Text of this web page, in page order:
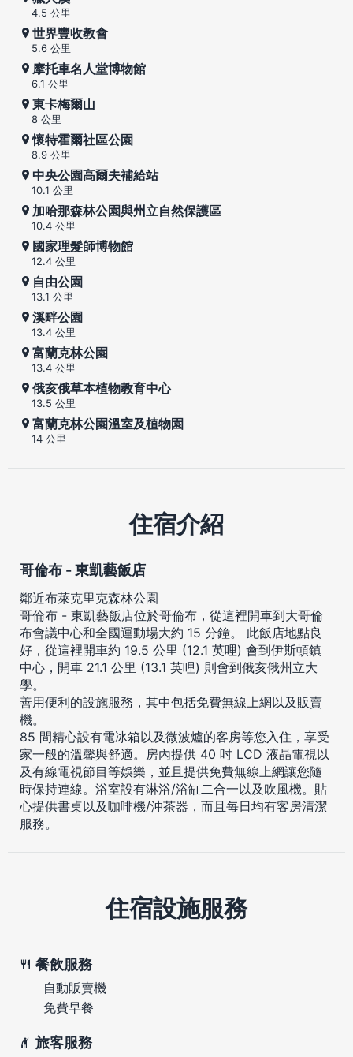
4.5 公里
世界豐收教會
5.6 公里
摩托車名人堂博物館
6.1 公里
東卡梅爾山
8 公里
懷特霍爾社區公園
8.9 公里
中央公園高爾夫補給站
10.1 公里
加哈那森林公園與州立自然保護區
10.4 公里
國家理髮師博物館
12.4 公里
自由公園
13.1 公里
溪畔公園
13.4 公里
富蘭克林公園
13.4 公里
俄亥俄草本植物教育中心
13.5 公里
富蘭克林公園溫室及植物園
14 公里
住宿介紹
哥倫布 - 東凱藝飯店
鄰近布萊克里克森林公園
哥倫布 - 東凱藝飯店位於哥倫布，從這裡開車到大哥倫
布會議中心和全國運動場大約 15 分鐘。 此飯店地點良
好，從這裡開車約 19.5 公里 (12.1 英哩) 會到伊斯頓鎮
中心，開車 21.1 公里 (13.1 英哩) 則會到俄亥俄州立大
學。
善用便利的設施服務，其中包括免費無線上網以及販賣
機。
85 間精心設有電冰箱以及微波爐的客房等您入住，享受
家一般的溫馨與舒適。房內提供 40 吋 LCD 液晶電視以
及有線電視節目等娛樂，並且提供免費無線上網讓您隨
時保持連線。浴室設有淋浴/浴缸二合一以及吹風機。貼
心提供書桌以及咖啡機/沖茶器，而且每日均有客房清潔
服務。
住宿設施服務
餐飲服務
自動販賣機
免費早餐
旅客服務